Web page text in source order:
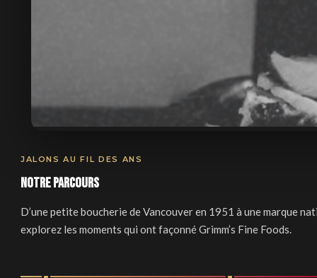
JALONS AU FIL DES ANS
Notre parcours
D’une petite boucherie de Vancouver en 1951 à une marque
explorez les moments qui ont façonné Grimm’s Fine Foods.